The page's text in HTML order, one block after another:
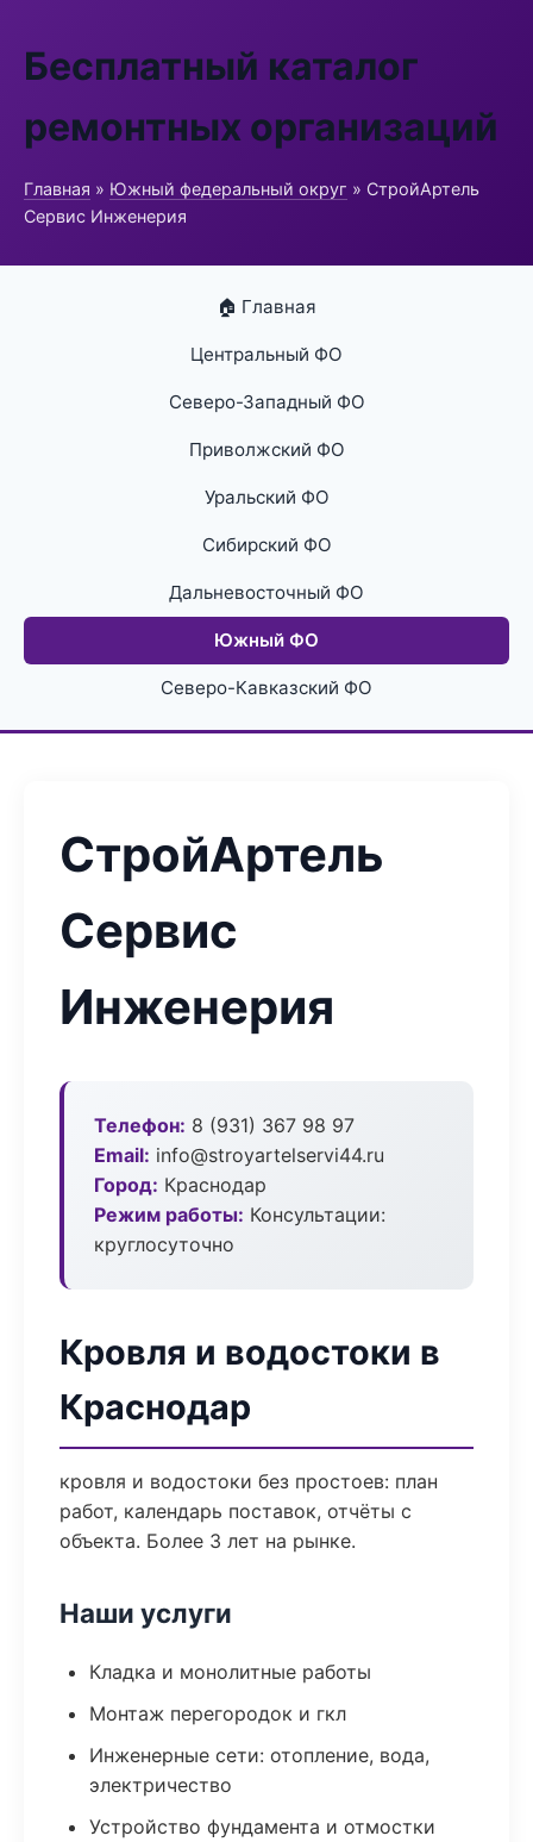
Бесплатный каталог
ремонтных организаций
Главная » Южный федеральный округ » СтройАртель
Сервис Инженерия
🏠 Главная
Центральный ФО
Северо-Западный ФО
Приволжский ФО
Уральский ФО
Сибирский ФО
Дальневосточный ФО
Южный ФО
Северо-Кавказский ФО
СтройАртель
Сервис
Инженерия
Телефон: 8 (931) 367 98 97
Email: info@stroyartelservi44.ru
Город: Краснодар
Режим работы: Консультации:
круглосуточно
Кровля и водостоки в
Краснодар
кровля и водостоки без простоев: план
работ, календарь поставок, отчёты с
объекта. Более 3 лет на рынке.
Наши услуги
Кладка и монолитные работы
Монтаж перегородок и гкл
Инженерные сети: отопление, вода,
электричество
Устройство фундамента и отмостки